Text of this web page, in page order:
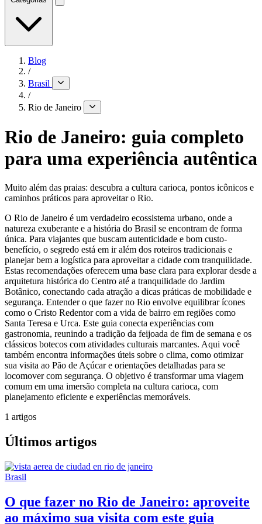
Blog
/
Brasil
/
Rio de Janeiro
Rio de Janeiro: guia completo
para uma experiência autêntica
Muito além das praias: descubra a cultura carioca, pontos icônicos e
caminhos práticos para aproveitar o Rio.
O Rio de Janeiro é um verdadeiro ecossistema urbano, onde a
natureza exuberante e a história do Brasil se encontram de forma
única. Para viajantes que buscam autenticidade e bom custo-
benefício, o segredo está em ir além dos roteiros tradicionais e
planejar bem a logística para aproveitar a cidade com tranquilidade.
Estas recomendações oferecem uma base clara para explorar desde a
arquitetura histórica do Centro até a tranquilidade do Jardim
Botânico, conectando cada atração a dicas práticas de mobilidade e
segurança. Entender o que fazer no Rio envolve equilibrar ícones
como o Cristo Redentor com a vida de bairro em regiões como
Santa Teresa e Urca. Este guia conecta experiências com
gastronomia, reunindo a tradição da feijoada de fim de semana e os
clássicos botecos com atividades culturais marcantes. Aqui você
também encontra informações úteis sobre o clima, como otimizar
sua visita ao Pão de Açúcar e orientações detalhadas para se
locomover com segurança. O objetivo é transformar uma viagem
comum em uma imersão completa na cultura carioca, com
planejamento eficiente e experiências memoráveis.
1 artigos
Últimos artigos
Brasil
O que fazer no Rio de Janeiro: aproveite
ao máximo sua visita com este guia